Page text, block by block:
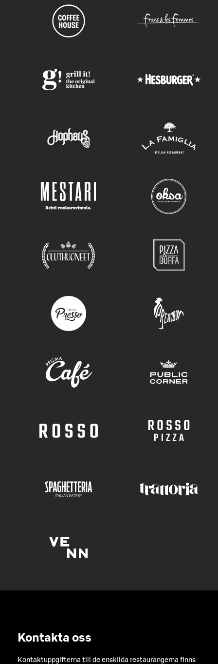
Kontakta oss
Kontaktuppgifterna till de enskilda restaurangerna finns